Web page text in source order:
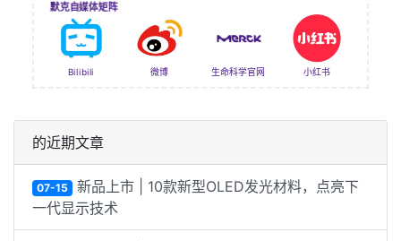
默克自媒体矩阵
Bilibili 微博 生命科学官网 小红书
的近期文章
07-15 新品上市 | 10款新型OLED发光材料，点亮下
一代显示技术